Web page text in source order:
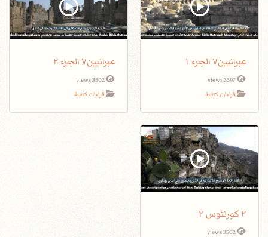
عبرانيين٧ الجزء ١
3397 views
قراءات كتابية
عبرانيين٧ الجزء ٢
3502 views
قراءات كتابية
٢ كورنثوس ٢
3502 views